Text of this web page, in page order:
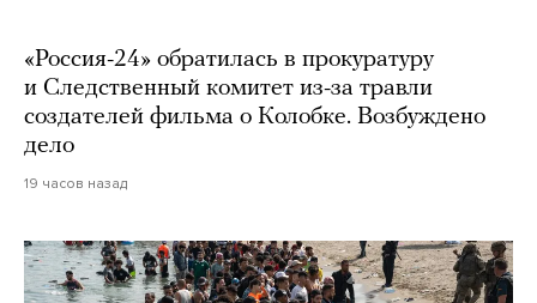
«Россия-24» обратилась в прокуратуру
и Следственный комитет из-за травли
создателей фильма о Колобке. Возбуждено
дело
19 часов назад